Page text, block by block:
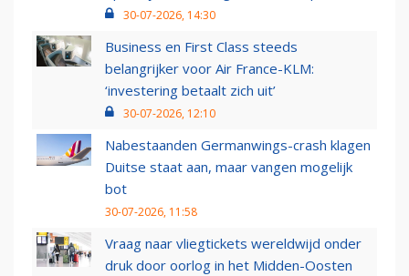
30-07-2026, 14:30
Business en First Class steeds
belangrijker voor Air France-KLM:
‘investering betaalt zich uit’
30-07-2026, 12:10
Nabestaanden Germanwings-crash klagen
Duitse staat aan, maar vangen mogelijk
bot
30-07-2026, 11:58
Vraag naar vliegtickets wereldwijd onder
druk door oorlog in het Midden-Oosten